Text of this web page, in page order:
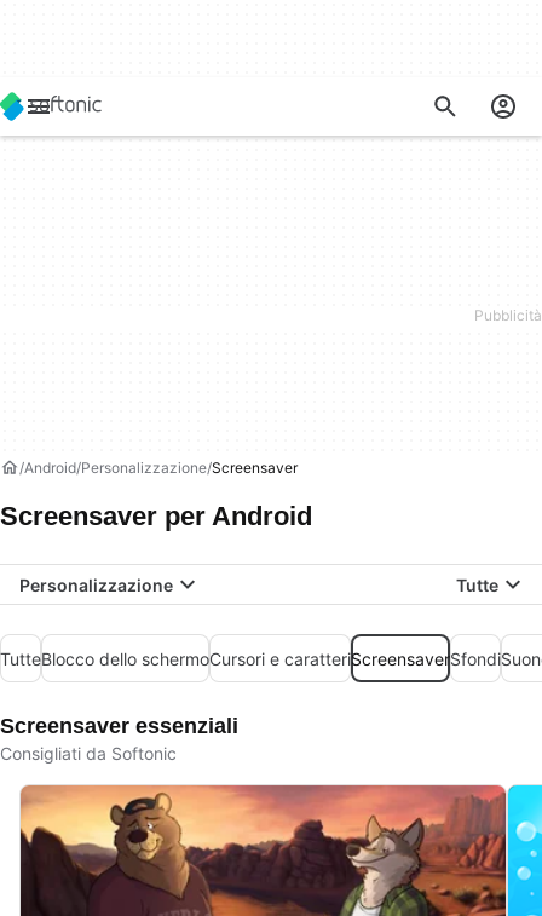
Android Personalizzazione Screensaver
Screensaver per Android
Personalizzazione Tutte
TutteBlocco dello schermoCursori e caratteriScreensaverSfondi
Screensaver essenziali
Consigliati da Softonic